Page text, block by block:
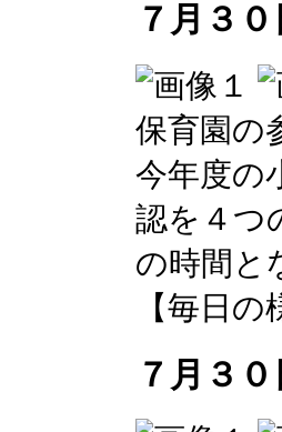
７月３
保育園の
今年度の
認を４つ
の時間と
【毎日
７月３